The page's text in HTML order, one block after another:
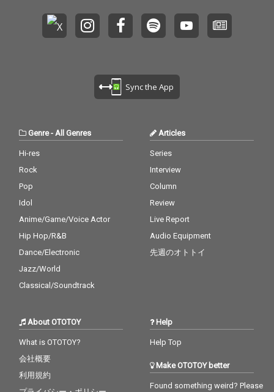
Sync the App
Genre- All Genres
Hi-res
Rock
Pop
Idol
Anime/Game/Voice Actor
Hip Hop/R&B
Dance/Electronic
Jazz/World
Classical/Soundtrack
Articles
Series
Interview
Column
Review
Live Report
Audio Equipment
先週のオトトイ
About OTOTOY
What is OTOTOY?
会社概要
利用規約
Help
Help Top
Make OTOTOY better
Found something weird? Please